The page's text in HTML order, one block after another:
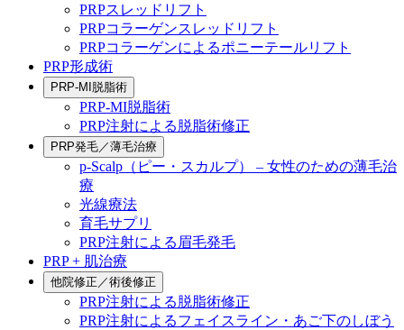
PRPスレッドリフト
PRPコラーゲンスレッドリフト
PRPコラーゲンによるポニーテールリフト
PRP形成術
PRP-MI脱脂術
PRP-MI脱脂術
PRP注射による脱脂術修正
PRP発毛／薄毛治療
p-Scalp（ピー・スカルプ） – 女性のための薄毛治
療
光線療法
育毛サプリ
PRP注射による眉毛発毛
PRP + 肌治療
他院修正／術後修正
PRP注射による脱脂術修正
PRP注射によるフェイスライン・あご下のしぼう